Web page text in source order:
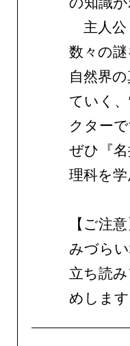
主人公
数々の
自然界
ていく
クターで
ぜひ『
理科を
【ご注
みづら
立ち読
めします